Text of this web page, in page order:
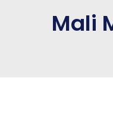
Mali